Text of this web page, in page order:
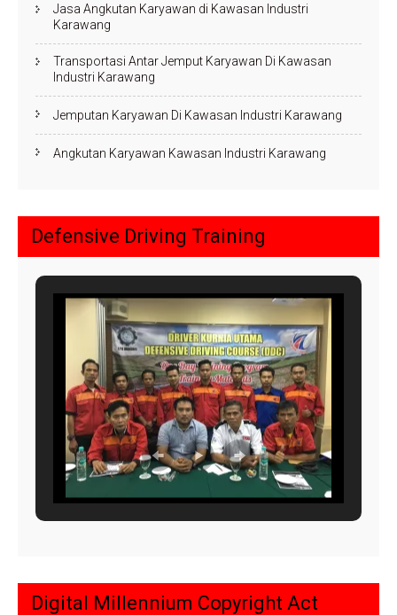
Jasa Angkutan Karyawan di Kawasan Industri
Karawang
Transportasi Antar Jemput Karyawan Di Kawasan
Industri Karawang
Jemputan Karyawan Di Kawasan Industri Karawang
Angkutan Karyawan Kawasan Industri Karawang
Defensive Driving Training
Digital Millennium Copyright Act